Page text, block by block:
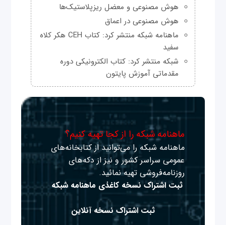
هوش مصنوعی و معضل ریزپلاستیک‌ها
هوش مصنوعی در اعماق
ماهنامه شبکه منتشر کرد: کتاب CEH هکر کلاه
سفید
شبکه منتشر کرد: کتاب الکترونیکی دوره
مقدماتی آموزش پایتون
ماهنامه شبکه را از کجا تهیه کنیم؟
ماهنامه شبکه را می‌توانید از کتابخانه‌های
عمومی سراسر کشور و نیز از دکه‌های
روزنامه‌فروشی تهیه نمائید.
ثبت اشتراک نسخه کاغذی ماهنامه شبکه
ثبت اشتراک نسخه آنلاین